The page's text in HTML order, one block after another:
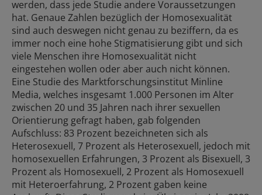
werden, dass jede Studie andere Voraussetzungen
hat. Genaue Zahlen bezüglich der Homosexualität
sind auch deswegen nicht genau zu beziffern, da es
immer noch eine hohe Stigmatisierung gibt und sich
viele Menschen ihre Homosexualität nicht
eingestehen wollen oder aber auch nicht können.
Eine Studie des Marktforschungsinstitut Minline
Media, welches insgesamt 1.000 Personen im Alter
zwischen 20 und 35 Jahren nach ihrer sexuellen
Orientierung gefragt haben, gab folgenden
Aufschluss: 83 Prozent bezeichneten sich als
Heterosexuell, 7 Prozent als Heterosexuell, jedoch mit
homosexuellen Erfahrungen, 3 Prozent als Bisexuell, 3
Prozent als Homosexuell, 2 Prozent als Homosexuell
mit Heteroerfahrung, 2 Prozent gaben keine